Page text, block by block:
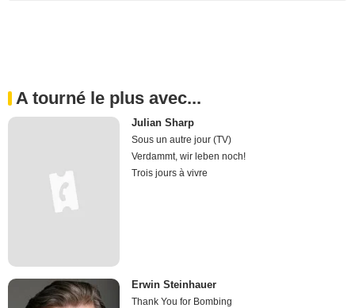
A tourné le plus avec...
Julian Sharp
Sous un autre jour (TV)
Verdammt, wir leben noch!
Trois jours à vivre
Erwin Steinhauer
Thank You for Bombing